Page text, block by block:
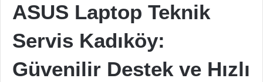
ASUS Laptop Teknik
Servis Kadıköy:
Güvenilir Destek ve Hızlı